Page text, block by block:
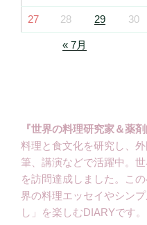
27 28 29 30
« 7月
『世界の料理研究家＆薬剤
料理と食文化を研究し、
筆、講演などで活躍中。
を訪問達成しました。こ
界の料理エッセイやシン
し」を楽しむDIARYです。